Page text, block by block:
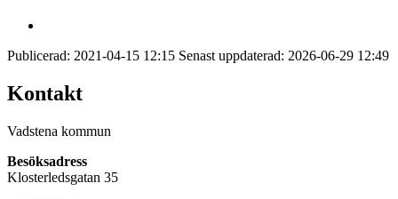
Publicerad: 2021-04-15 12:15 Senast uppdaterad: 2026-06-29 12:49
Kontakt
Vadstena kommun
Besöksadress
Klosterledsgatan 35